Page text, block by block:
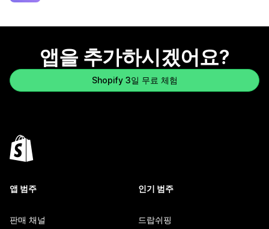
앱을 추가하시겠어요?
Shopify 3일 무료 체험
앱 범주
판매 채널
인기 범주
드랍쉬핑